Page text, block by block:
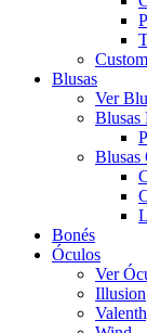
Blusas
Ver
Blusas
Blusas
Bonés
Óculos
Ver
Illusion